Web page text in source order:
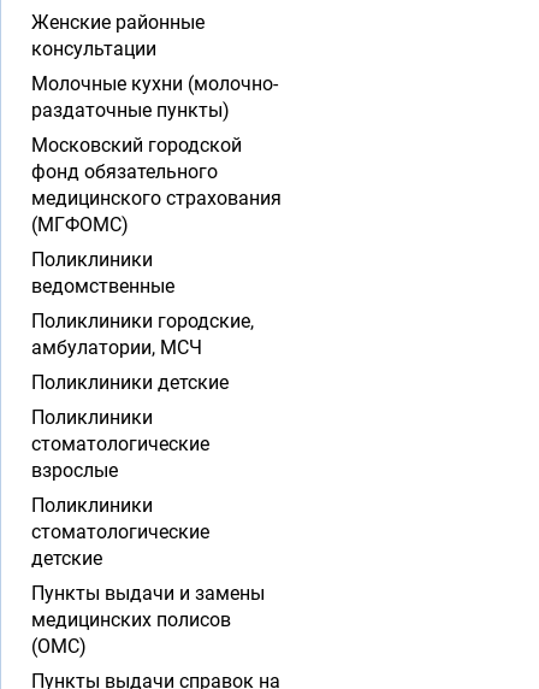
Женские районные
консультации
Молочные кухни (молочно-
раздаточные пункты)
Московский городской
фонд обязательного
медицинского страхования
(МГФОМС)
Поликлиники
ведомственные
Поликлиники городские,
амбулатории, МСЧ
Поликлиники детские
Поликлиники
стоматологические
взрослые
Поликлиники
стоматологические
детские
Пункты выдачи и замены
медицинских полисов
(ОМС)
Пункты выдачи справок на